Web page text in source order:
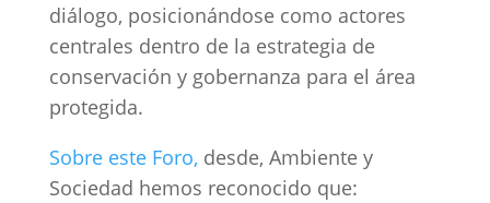
diálogo, posicionándose como actores
centrales dentro de la estrategia de
conservación y gobernanza para el área
protegida.
Sobre este Foro, desde, Ambiente y
Sociedad hemos reconocido que: